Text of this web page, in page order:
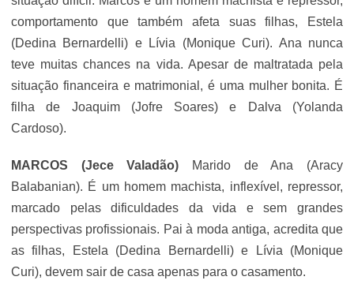
comportamento que também afeta suas filhas, Estela
(Dedina Bernardelli) e Lívia (Monique Curi). Ana nunca
teve muitas chances na vida. Apesar de maltratada pela
situação financeira e matrimonial, é uma mulher bonita. É
filha de Joaquim (Jofre Soares) e Dalva
(Yolanda
Cardoso).
MARCOS (Jece Valadão) Marido de Ana (Aracy
Balabanian). É um homem machista, inflexível, repressor,
marcado pelas dificuldades da vida e sem grandes
perspectivas profissionais. Pai à moda antiga, acredita que
as filhas, Estela (Dedina Bernardelli) e Lívia (Monique
Curi), devem sair de casa apenas para o casamento.